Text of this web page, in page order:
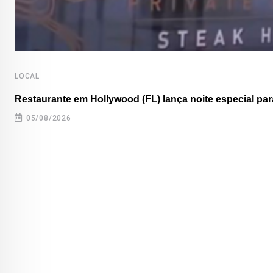
LOCAL
Restaurante em Hollywood (FL) lança noite especial
05/08/2026